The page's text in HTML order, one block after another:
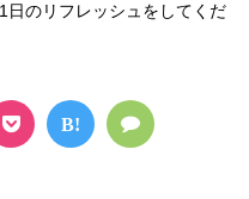
日のリフレッシュをしてくだ
B!